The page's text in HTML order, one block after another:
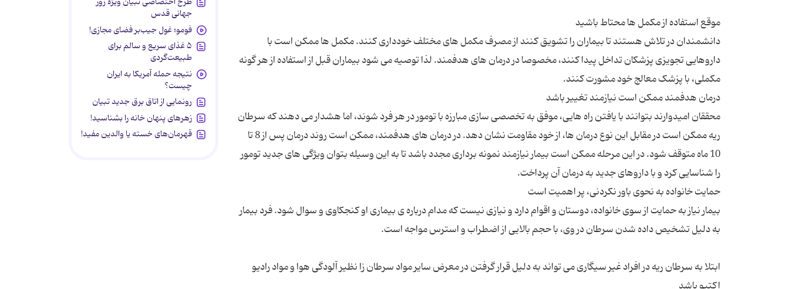
دانشمندان در تلاش هستند تا بیماران را تشویق کنند از مصرف مکمل های مختلف خودداری کنند. مکمل ها ممکن است با
داروهایی تجویزی پزشکان تداخل پیدا کنند، مخصوصا در درمان های هدفمند. لذا توصیه می شود بیماران قبل از استفاده از هر گونه
محققان امیدوارند بتوانند با یافتن راه هایی، موفق به تخصصی سازی مبارزه با تومور در هر فرد شوند، اما هشدار می دهند که سرطان
ریه ممکن است در مقابل این نوع درمان ها، از خود مقاومت نشان دهد. در درمان های هدفمند، ممکن است روند درمان پس از 8 تا
10 ماه متوقف شود. در این مرحله ممکن است بیمار نیازمند نمونه برداری مجدد باشد تا به این وسیله بتوان ویژگی های جدید تومور
بیمار نیاز به حمایت از سوی خانواده، دوستان و اقوام دارد و نیازی نیست که مدام درباره ی بیماری او کنجکاوی و سوال شود. فرد بیمار
ابتلا به سرطان ریه در افراد غیر سیگاری می تواند به دلیل قرار گرفتن در معرض سایر مواد سرطان زا نظیر آلودگی هوا و مواد رادیو
جهانی قدس
فومو؛ غول جیب‌بر فضای مجازی!
۵ غذای سریع و سالم برای
طبیعت‌گردی
نتیجه حمله آمریکا به ایران
چیست؟
رونمایی از اتاق برق جدید تبیان
زهرهای پنهان خانه را بشناسید!
قهرمان‌های خسته یا والدین مفید!